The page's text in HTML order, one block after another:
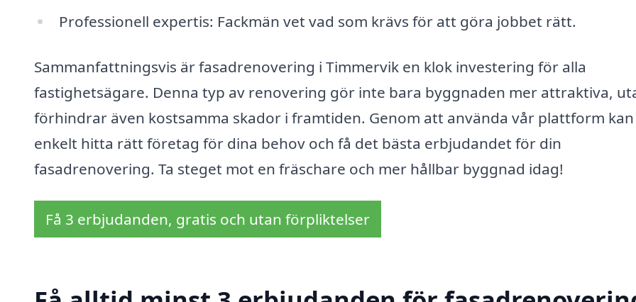
Professionell expertis: Fackmän vet vad som krävs för att göra jobbet rätt.
Sammanfattningsvis är fasadrenovering i Timmervik en klok investering för alla
fastighetsägare. Denna typ av renovering gör inte bara byggnaden mer attraktiva,
förhindrar även kostsamma skador i framtiden. Genom att använda vår plattform
enkelt hitta rätt företag för dina behov och få det bästa erbjudandet för din
fasadrenovering. Ta steget mot en fräschare och mer hållbar byggnad idag!
Få 3 erbjudanden, gratis och utan förpliktelser